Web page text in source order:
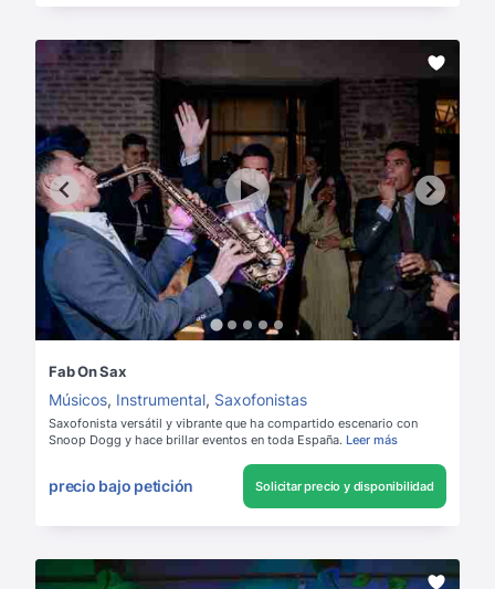
Fab On Sax
Músicos, Instrumental, Saxofonistas
Saxofonista versátil y vibrante que ha compartido escenario con
Snoop Dogg y hace brillar eventos en toda España. Leer más
precio bajo petición Solicitar precio y disponibilidad